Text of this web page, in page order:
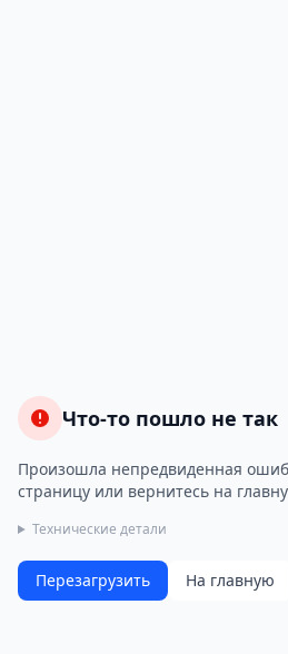
Что-то пошло не так
Произошла непредвиденная
страницу или вернитесь на
Технические детали
Перезагрузить На главную